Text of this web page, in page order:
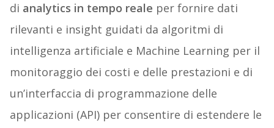
di analytics in tempo reale per fornire dati
rilevanti e insight guidati da algoritmi di
intelligenza artificiale e Machine Learning per il
monitoraggio dei costi e delle prestazioni e di
un’interfaccia di programmazione delle
applicazioni (API) per consentire di estendere le